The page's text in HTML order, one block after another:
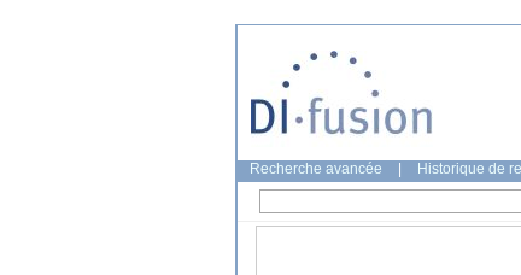
Recherche avancée Historique de